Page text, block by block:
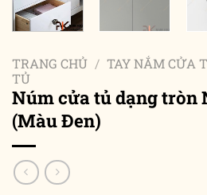
TRANG CHỦ / TAY NẮM CỬA
TỦ
Núm cửa tủ dạng tròn
(Màu Đen)